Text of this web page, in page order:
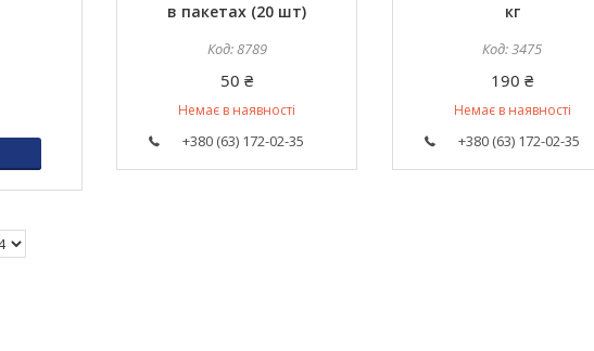
в пакетах (20 шт)
8789
50 ₴
Немає в наявності
+380 (63) 172-02-35
кг
3475
190 ₴
Немає в наявності
+380 (63) 172-02-35